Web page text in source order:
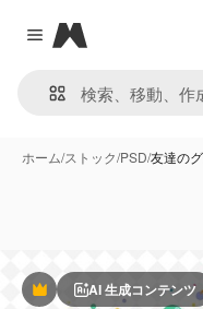
Close menu
Magnific
ホーム/ストック/PSD/友達の
PremiumAI 生成コンテンツ